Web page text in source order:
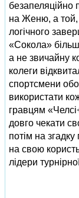
безапеляційно
на Женю, а той,
логічного
«Сокола»
а не звичайну
колеги
спортсмени
використати
гравцям
довго чекати
потім на
на свою
лідери